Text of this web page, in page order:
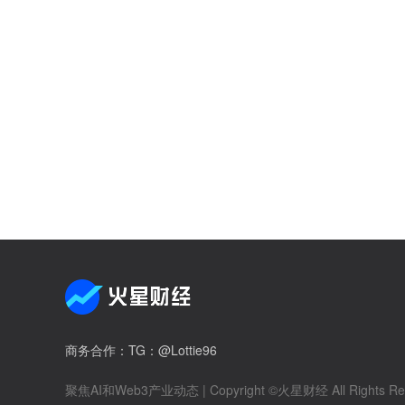
商务合作 ：TG：@Lottie96
聚焦AI和Web3产业动态 | Copyright ©火星财经 All Rights